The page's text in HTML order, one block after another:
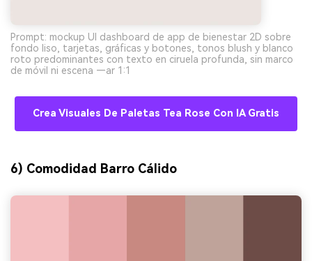
Prompt: mockup UI dashboard de app de bienestar 2D sobre
fondo liso, tarjetas, gráficas y botones, tonos blush y blanco
roto predominantes con texto en ciruela profunda, sin marco
de móvil ni escena —ar 1:1
Crea Visuales De Paletas Tea Rose Con IA Gratis
6) Comodidad Barro Cálido